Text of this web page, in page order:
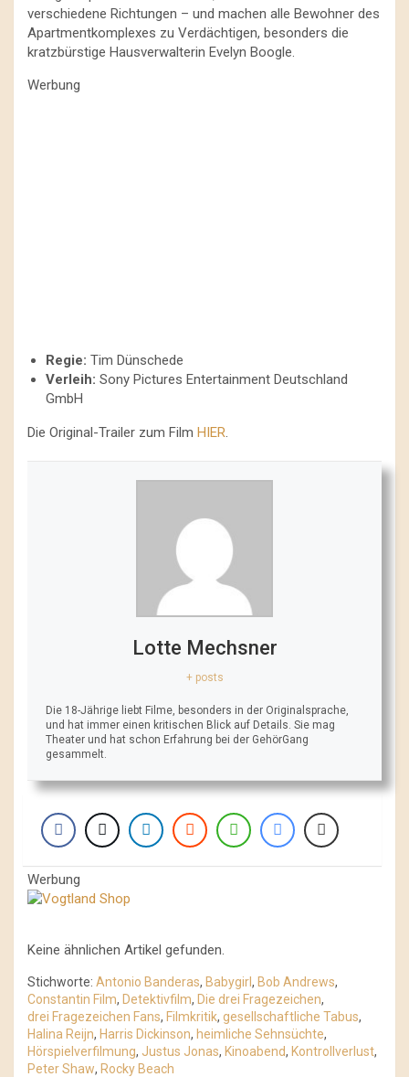
verschiedene Richtungen – und machen alle Bewohner des
Apartmentkomplexes zu Verdächtigen, besonders die
kratzbürstige Hausverwalterin Evelyn Boogle.
Werbung
Regie: Tim Dünschede
Verleih: Sony Pictures Entertainment Deutschland
GmbH
Die Original-Trailer zum Film HIER.
Lotte Mechsner
+ posts
Die 18-Jährige liebt Filme, besonders in der Originalsprache,
und hat immer einen kritischen Blick auf Details. Sie mag
Theater und hat schon Erfahrung bei der GehörGang
gesammelt.
Werbung
Keine ähnlichen Artikel gefunden.
Stichworte: Antonio Banderas, Babygirl, Bob Andrews,
Constantin Film, Detektivfilm, Die drei Fragezeichen,
drei Fragezeichen Fans, Filmkritik, gesellschaftliche Tabus,
Halina Reijn, Harris Dickinson, heimliche Sehnsüchte,
Hörspielverfilmung, Justus Jonas, Kinoabend, Kontrollverlust,
Peter Shaw, Rocky Beach